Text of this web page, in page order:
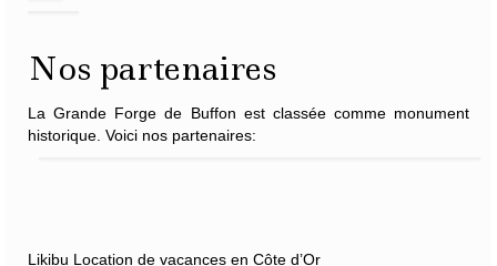
Nos partenaires
La Grande Forge de Buffon est classée comme monument
historique. Voici nos partenaires:
Likibu Location de vacances en Côte d’Or